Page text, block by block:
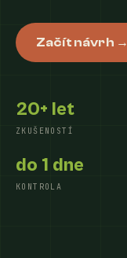
Začít návrh →
20+ let
ZKUŠENOSTÍ
do 1 dne
KONTROLA